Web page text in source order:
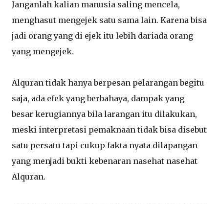
Janganlah kalian manusia saling mencela,
menghasut mengejek satu sama lain. Karena bisa
jadi orang yang di ejek itu lebih dariada orang
yang mengejek.
Alquran tidak hanya berpesan pelarangan begitu
saja, ada efek yang berbahaya, dampak yang
besar kerugiannya bila larangan itu dilakukan,
meski interpretasi pemaknaan tidak bisa disebut
satu persatu tapi cukup fakta nyata dilapangan
yang menjadi bukti kebenaran nasehat nasehat
Alquran.